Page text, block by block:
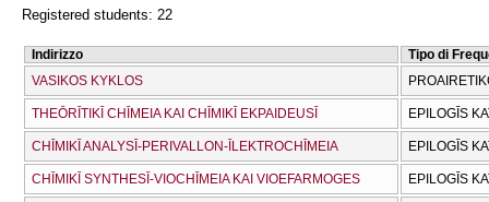
Registered students: 22
Indirizzo
Tipo di
VASIKOS KYKLOS
THEŌRĪTIKĪ CΗĪMEIA KAI CΗĪMIKĪ EKPAIDEUSĪ EPILOGĪS
CΗĪMIKĪ ANALYSĪ-PERIVALLON-ĪLEKTROCΗĪMEIA EPILOGĪS
CΗĪMIKĪ SYNTHESĪ-VIOCΗĪMEIA KAI VIOEFARMOGES EPILOGĪS